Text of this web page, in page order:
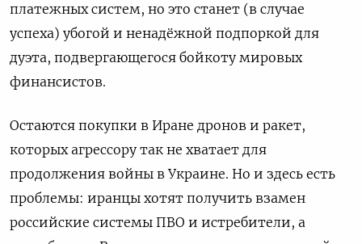
платежных систем, но это станет (в случае
успеха) убогой и ненадёжной подпоркой для
дуэта, подвергающегося бойкоту мировых
финансистов.
Остаются покупки в Иране дронов и ракет,
которых агрессору так не хватает для
продолжения войны в Украине. Но и здесь есть
проблемы: иранцы хотят получить взамен
российские системы ПВО и истребители, а